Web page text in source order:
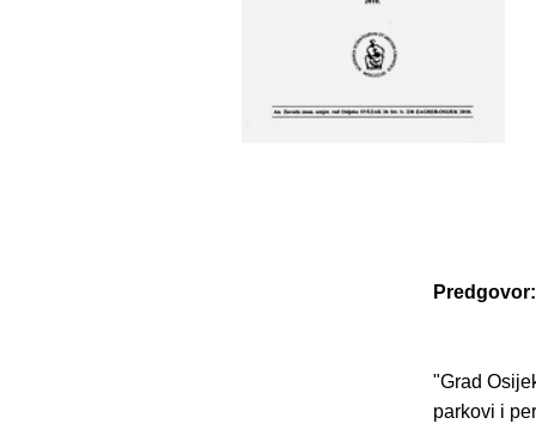
Predgovor:
"Grad
parkovi i